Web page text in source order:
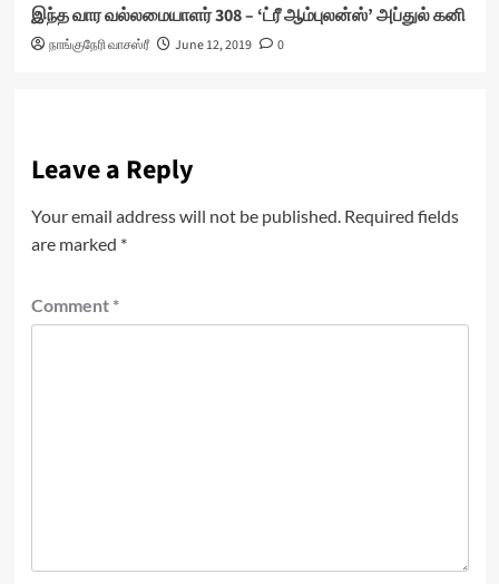
இந்த வார வல்லமையாளர் 308 – ‘ட்ரீ ஆம்புலன்ஸ்’ அப்துல் கனி
நாங்குநேரி வாசஸ்ரீ June 12, 2019 0
Leave a Reply
Your email address will not be published. Required fields
are marked *
Comment *